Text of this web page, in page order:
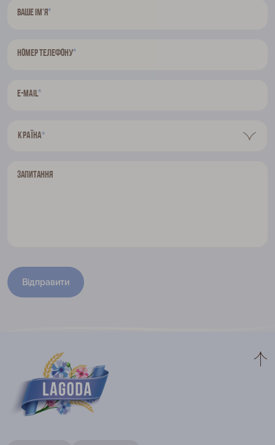
Ваше ім’я*
Номер телефону*
E-mail*
Країна*
Запитання
Відправити